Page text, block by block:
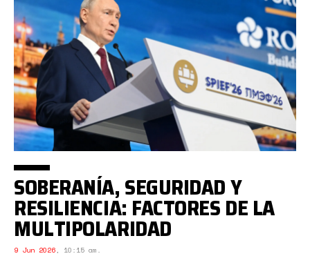
SOBERANÍA, SEGURIDAD Y
RESILIENCIA: FACTORES DE LA
MULTIPOLARIDAD
9 Jun 2026, 10:15 am.